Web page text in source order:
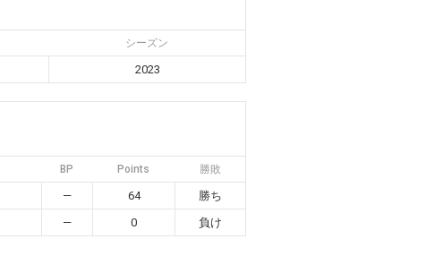
シーズン
2023
BP Points 勝敗
— 64
勝ち
— 0 負け